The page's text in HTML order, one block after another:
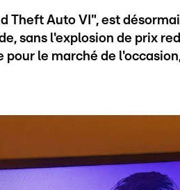
Theft Auto VI", est
sans l'explosion de prix
le marché de